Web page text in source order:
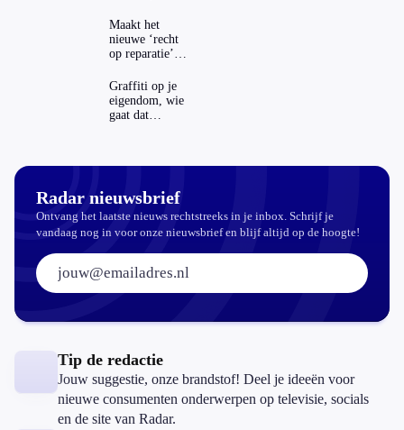
Maakt het
nieuwe ‘recht
op reparatie’
echt
aantrekkelijker?
Graffiti op je
eigendom, wie
gaat dat
Radar nieuwsbrief
Ontvang het laatste nieuws rechtstreeks in je inbox. Schrijf je
vandaag nog in voor onze nieuwsbrief en blijf altijd op de hoogte!
E-mailadres:
Tip de redactie
Jouw suggestie, onze brandstof! Deel je ideeën voor
nieuwe consumenten onderwerpen op televisie, socials
en de site van Radar.